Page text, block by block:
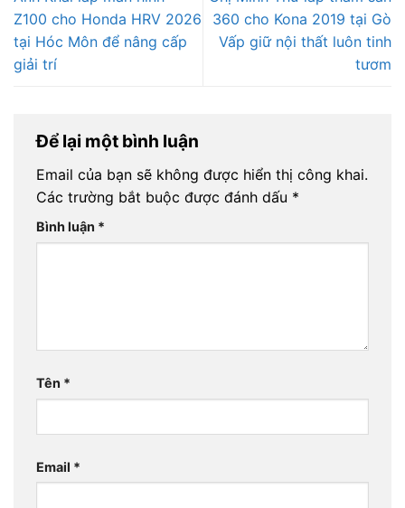
Z100 cho Honda HRV 2026
tại Hóc Môn để nâng cấp
giải trí
360 cho Kona 2019 tại Gò
Vấp giữ nội thất luôn tinh
tươm
Để lại một bình luận
Email của bạn sẽ không được hiển thị công khai.
Các trường bắt buộc được đánh dấu *
Bình luận *
Tên *
Email *